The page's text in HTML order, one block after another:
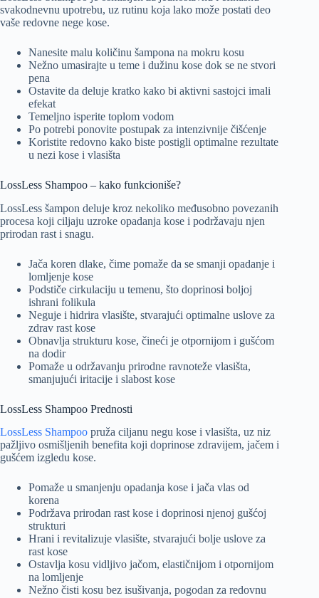
svakodnevnu upotrebu, uz rutinu koja lako može postati deo
vaše redovne nege kose.
Nanesite malu količinu šampona na mokru kosu
Nežno umasirajte u teme i dužinu kose dok se ne stvori
pena
Ostavite da deluje kratko kako bi aktivni sastojci imali
efekat
Temeljno isperite toplom vodom
Po potrebi ponovite postupak za intenzivnije čišćenje
Koristite redovno kako biste postigli optimalne rezultate
u nezi kose i vlasišta
LossLess Shampoo – kako funkcioniše?
LossLess šampon deluje kroz nekoliko međusobno povezanih
procesa koji ciljaju uzroke opadanja kose i podržavaju njen
prirodan rast i snagu.
Jača koren dlake, čime pomaže da se smanji opadanje i
lomljenje kose
Podstiče cirkulaciju u temenu, što doprinosi boljoj
ishrani folikula
Neguje i hidrira vlasište, stvarajući optimalne uslove za
zdrav rast kose
Obnavlja strukturu kose, čineći je otpornijom i gušćom
na dodir
Pomaže u održavanju prirodne ravnoteže vlasišta,
smanjujući iritacije i slabost kose
LossLess Shampoo Prednosti
LossLess Shampoo pruža ciljanu negu kose i vlasišta, uz niz
pažljivo osmišljenih benefita koji doprinose zdravijem, jačem i
gušćem izgledu kose.
Pomaže u smanjenju opadanja kose i jača vlas od
korena
Podržava prirodan rast kose i doprinosi njenoj gušćoj
strukturi
Hrani i revitalizuje vlasište, stvarajući bolje uslove za
rast kose
Ostavlja kosu vidljivo jačom, elastičnijom i otpornijom
na lomljenje
Nežno čisti kosu bez isušivanja, pogodan za redovnu